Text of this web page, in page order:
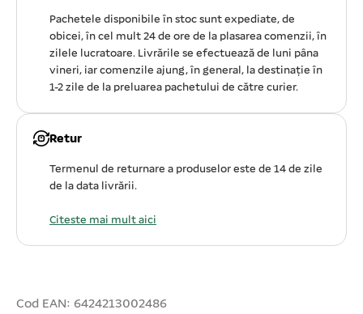
Pachetele disponibile în stoc sunt expediate, de
obicei, în cel mult 24 de ore de la plasarea comenzii, în
zilele lucratoare. Livrările se efectuează de luni pâna
vineri, iar comenzile ajung, în general, la destinație în
1-2 zile de la preluarea pachetului de către curier.
Retur
Termenul de returnare a produselor este de 14 de zile
de la data livrării.
Citeste mai mult aici
Cod EAN: 6424213002486